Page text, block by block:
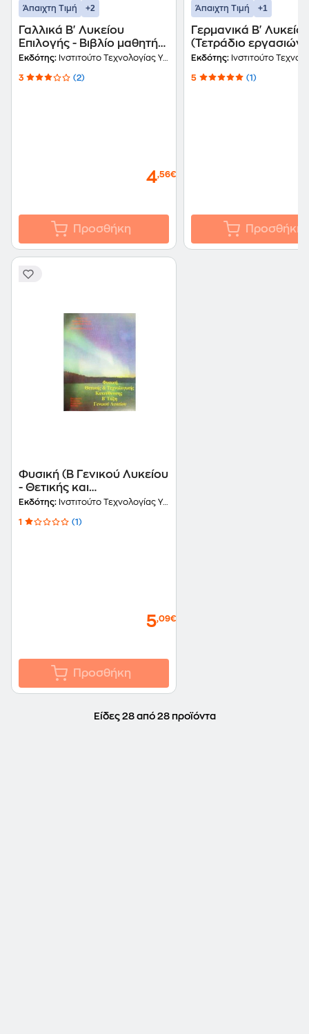
Άπαιχτη Τιμή +2
Γαλλικά Β' Λυκείου
Επιλογής - Βιβλίο μαθητή
22-0247
Εκδότης: Ινστιτούτο Τεχνολογίας Υπολογιστών και Εκδόσεων Διόφαντος
3 (2)
4,56€
Προσθήκη
Άπαιχτη Τιμή +1
Γερμανικά Β'
(Τετράδιο εργασιών)
0172
Εκδότης: Ινστιτούτο Τεχνολογίας Υπολογιστών και
5 (1)
Προσθήκη
Φυσική (Β Γενικού Λυκείου
- Θετικής και
Τεχνολογικής
Εκδότης: Ινστιτούτο Τεχνολογίας Υπολογιστών και Εκδόσεων Διόφαντος
1 (1)
5,09€
Προσθήκη
Είδες 28 από 28 προϊόντα